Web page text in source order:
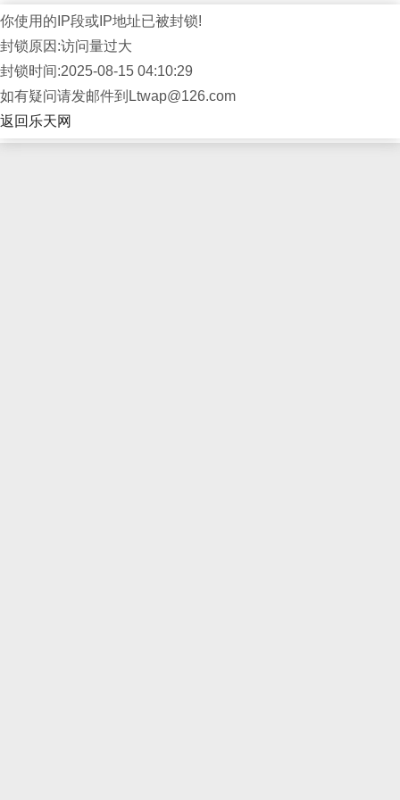
你使用的IP段或IP地址已被封锁!
封锁原因:访问量过大
封锁时间:2025-08-15 04:10:29
如有疑问请发邮件到Ltwap@126.com
返回乐天网